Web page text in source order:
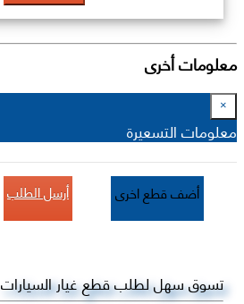
معلومات أخرى
×
معلومات التسعيرة
أضف قطع اخرى أرسل الطلب
تسوق سهل لطلب قطع غيار السيارات